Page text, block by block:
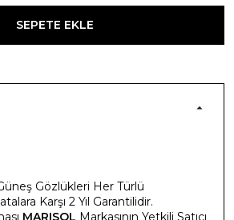
SEPETE EKLE
Gözlükleri Her Türlü
Karşı 2 Yıl Garantilidir.
MARISOL Markasının Yetkili Satıcı